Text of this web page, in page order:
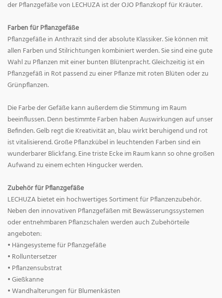
der Pflanzgefäße von LECHUZA ist der OJO Pflanzkopf für Kräuter.
Farben für Pflanzgefäße
Pflanzgefäße in Anthrazit sind der absolute Klassiker. Sie können mit
allen Farben und Stilrichtungen kombiniert werden. Sie sind eine gute
Wahl zu Pflanzen mit einer bunten Blütenpracht. Gleichzeitig ist ein
Pflanzgefäß in Rot passend zu einer Pflanze mit roten Blüten oder zu
Grünpflanzen.
Die Farbe der Gefäße kann außerdem die Stimmung im Raum
beeinflussen. Denn bestimmte Farben haben Auswirkungen auf unser
Befinden. Gelb regt die Kreativität an, blau wirkt beruhigend und rot
ist vitalisierend. Große Pflanzkübel in leuchtenden Farben sind ein
wunderbarer Blickfang. Eine triste Ecke im Raum kann so ohne großen
Aufwand zu einem echten Hingucker werden.
Zubehör für Pflanzgefäße
LECHUZA bietet ein hochwertiges Sortiment für Pflanzenzubehör.
Neben den innovativen Pflanzgefäßen mit Bewässerungssystemen
oder entnehmbaren Pflanzschalen werden auch Zubehörteile
angeboten:
• Hängesysteme für Pflanzgefäße
• Rolluntersetzer
• Pflanzensubstrat
• Gießkanne
• Wandhalterungen für Blumenkästen